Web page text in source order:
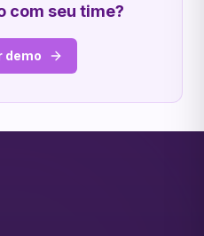
com seu time?
demo